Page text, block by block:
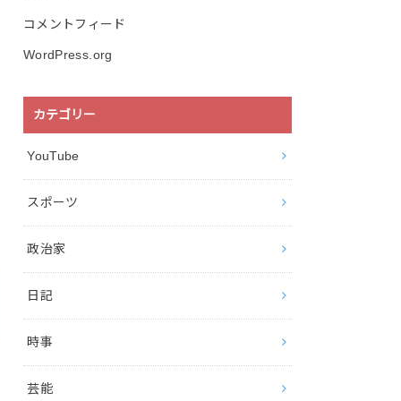
コメントフィード
WordPress.org
カテゴリー
YouTube
スポーツ
政治家
日記
時事
芸能